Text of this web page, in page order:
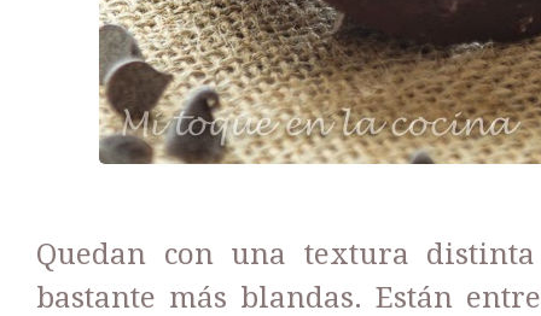
Quedan con una textura
bastante más blandas. Están